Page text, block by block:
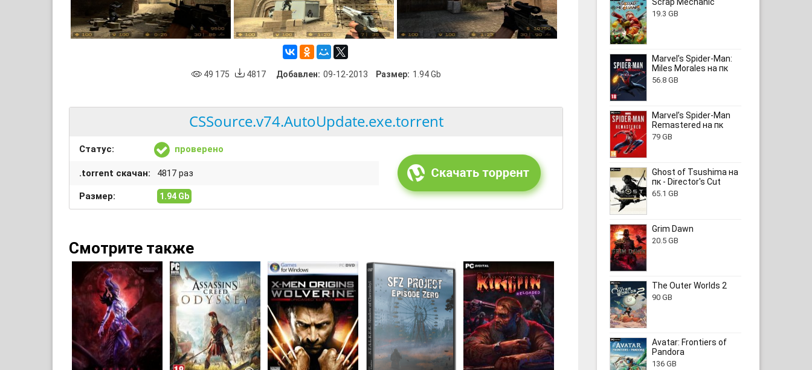
49 175 4817 Добавлен: 09-12-2013 Размер: 1.94 Gb
CSSource.v74.AutoUpdate.exe.torrent
Статус: проверено
.torrent скачан: 4817 раз
Размер: 1.94 Gb
Смотрите также
19.3 GB
Marvel’s Spider-Man:
Miles Morales на пк
56.8 GB
Marvel’s Spider-Man
Remastered на пк
79 GB
Ghost of Tsushima на
пк - Director's Cut
65.1 GB
Grim Dawn
20.5 GB
The Outer Worlds 2
90 GB
Avatar: Frontiers of
Pandora
136 GB